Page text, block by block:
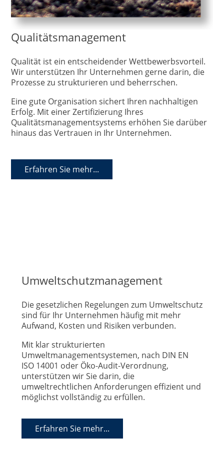
Qualitätsmanagement
Qualität ist ein entscheidender Wettbewerbsvorteil.
Wir unterstützen Ihr Unternehmen gerne darin, die
Prozesse zu strukturieren und beherrschen.
Eine gute Organisation sichert Ihren nachhaltigen
Erfolg. Mit einer Zertifizierung Ihres
Qualitätsmanagementsystems erhöhen Sie darüber
hinaus das Vertrauen in Ihr Unternehmen.
Erfahren Sie mehr...
Umweltschutzmanagement
Die gesetzlichen Regelungen zum Umweltschutz
sind für Ihr Unternehmen häufig mit mehr
Aufwand, Kosten und Risiken verbunden.
Mit klar strukturierten
Umweltmanagementsystemen, nach DIN EN
ISO 14001 oder Öko-Audit-Verordnung,
unterstützen wir Sie darin, die
umweltrechtlichen Anforderungen effizient und
möglichst vollständig zu erfüllen.
Erfahren Sie mehr...